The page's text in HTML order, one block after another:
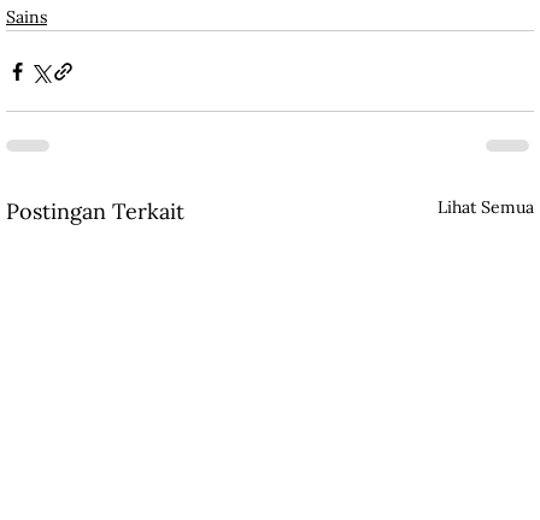
Sains
Postingan Terkait Lihat Semua